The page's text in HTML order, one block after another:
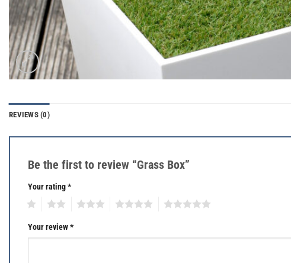
REVIEWS (0)
Be the first to review “Grass Box”
Your rating*
Your review*